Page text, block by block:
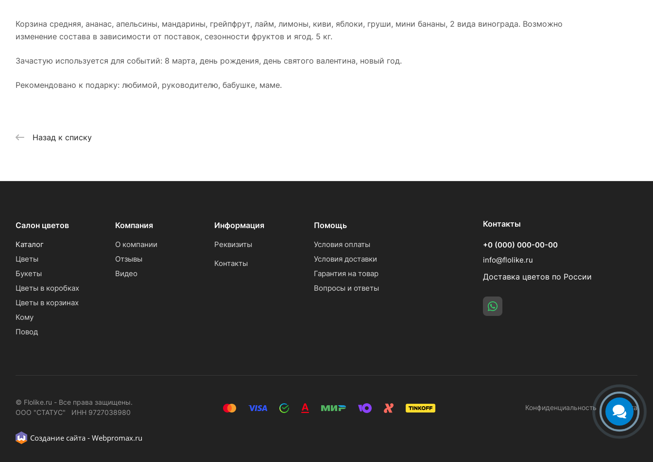
Корзина средняя, ананас, апельсины, мандарины, грейпфрут, лайм, лимоны, киви, яблоки, груши, мини бананы, 2 вида винограда. Возможно
изменение состава в зависимости от поставок, сезонности фруктов и ягод. 5 кг.
Зачастую используется для событий: 8 марта, день рождения, день святого валентина, новый год.
Рекомендовано к подарку: любимой, руководителю, бабушке, маме.
Назад к списку
Салон цветов
Каталог
Цветы
Букеты
Цветы в коробках
Цветы в корзинах
Кому
Повод
Компания
О компании
Отзывы
Видео
Информация
Реквизиты
Контакты
Помощь
Условия оплаты
Условия доставки
Гарантия на товар
Вопросы и ответы
Контакты
+0 (000) 000-00-00
info@flolike.ru
Доставка цветов по России
© Flolike.ru - Все права защищены.
ООО "СТАТУС" ИНН 9727038980
Конфиденциальность Оферта
Создание сайта - Webpromax.ru